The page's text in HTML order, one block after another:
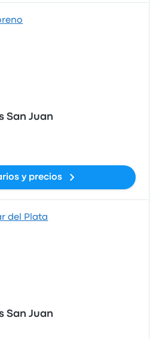
San Juan
y precios
del Plata
San Juan